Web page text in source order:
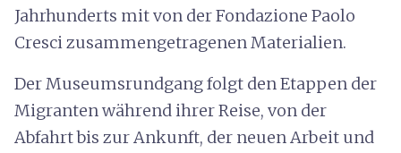
Jahrhunderts mit von der Fondazione Paolo
Cresci zusammengetragenen Materialien.
Der Museumsrundgang folgt den Etappen der
Migranten während ihrer Reise, von der
Abfahrt bis zur Ankunft, der neuen Arbeit und